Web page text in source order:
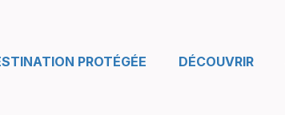
PROTÉGÉE DÉCOUVRIR